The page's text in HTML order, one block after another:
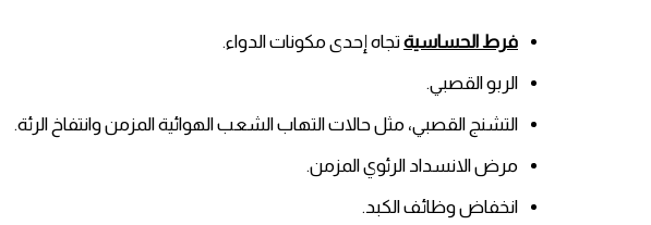
فرط الحساسيةتجاه إحدى مكونات الدواء.
الربو القصبي.
التشنج القصبي، مثل حالات التهاب الشعب الهوائية المزمن وانتفاخ الرئة.
مرض الانسداد الرئوي المزمن.
انخفاض وظائف الكبد.